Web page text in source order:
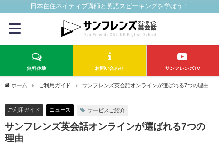
日本在住ネイティブ講師と英語スピーキングを学ぼう！
無料体験 お問い合わせ サンフレンズTV
ホーム ご利用ガイド サンフレンズ英会話オンラインが選ばれる7つの理由
ご利用ガイド ニュース サービスご紹介
サンフレンズ英会話オンラインが選ばれる7つの
理由